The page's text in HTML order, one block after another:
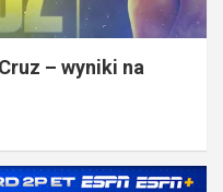
– wyniki na